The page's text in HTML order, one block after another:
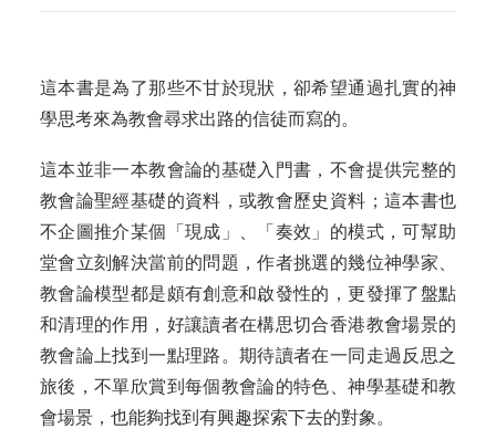
這本書是為了那些不甘於現狀，卻希望通過扎實的神
學思考來為教會尋求出路的信徒而寫的。
這本並非一本教會論的基礎入門書，不會提供完整的
教會論聖經基礎的資料，或教會歷史資料；這本書也
不企圖推介某個「現成」、「奏效」的模式，可幫助
堂會立刻解決當前的問題，作者挑選的幾位神學家、
教會論模型都是頗有創意和啟發性的，更發揮了盤點
和清理的作用，好讓讀者在構思切合香港教會場景的
教會論上找到一點理路。期待讀者在一同走過反思之
旅後，不單欣賞到每個教會論的特色、神學基礎和教
會場景，也能夠找到有興趣探索下去的對象。